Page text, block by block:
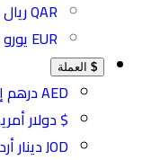
QAR ريال قطري
EUR يورو
العملة
AED درهم إماراتي
$ دولار أمريكي
JOD دينار أردني